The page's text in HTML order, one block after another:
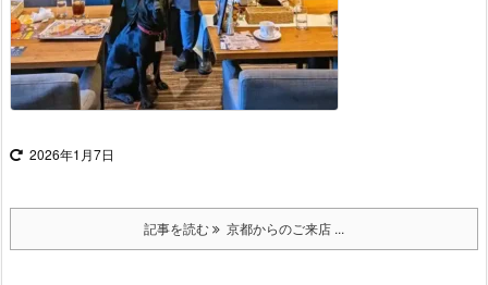
2026年1月7日
記事を読む 京都からのご来店 ...